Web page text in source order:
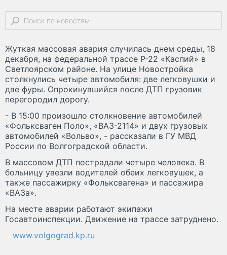
Жуткая массовая авария случилась днем среды, 18
декабря, на федеральной трассе Р-22 «Каспий» в
Светлоярском районе. На улице Новостройка
столкнулись четыре автомобиля: две легковушки и
две фуры. Опрокинувшийся после ДТП грузовик
перегородил дорогу.
- В 15:00 произошло столкновение автомобилей
«Фольксваген Поло», «ВАЗ-2114» и двух грузовых
автомобилей «Вольво», - рассказали в ГУ МВД
России по Волгоградской области.
В массовом ДТП пострадали четыре человека. В
больницу увезли водителей обеих легковушек, а
также пассажирку «Фольксвагена» и пассажира
«ВАЗа».
На месте аварии работают экипажи
Госавтоинспекции. Движение на трассе затруднено.
www.volgograd.kp.ru